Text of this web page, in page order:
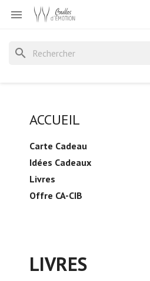

search
ACCUEIL
Carte Cadeau
Idées Cadeaux
Livres
Offre CA-CIB
LIVRES